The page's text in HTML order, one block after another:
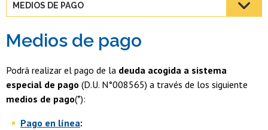
Estudiantes
Académicas/os
Funcionarias/os
Egresadas/os
MEDIOS DE PAGO
Medios de pago
Podrá realizar el pago de la deuda acogida a sistema
especial de pago (D.U. N°008565) a través de los siguiente
medios de pago(*):
Pago en línea: